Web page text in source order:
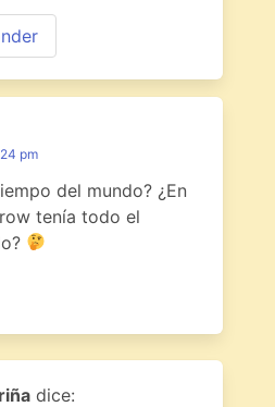
pm
del mundo? ¿En
tenía todo el
dice: